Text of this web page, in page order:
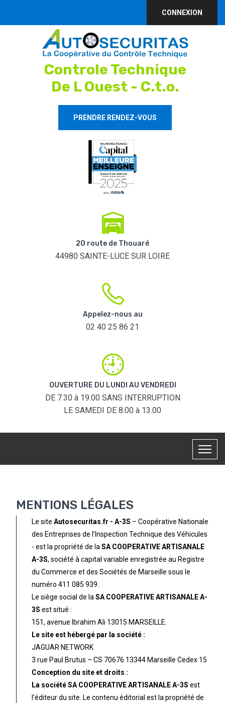
CONNEXION
Controle Technique
De L Ouest - C.t.o.
PRENDRE RENDEZ-VOUS
20 route de Thouaré
44980 SAINTE-LUCE SUR LOIRE
Appelez-nous au
02 40 25 86 21
OUVERTURE DU LUNDI AU VENDREDI
DE 7.30 à 19.00 SANS INTERRUPTION
LE SAMEDI DE 8.00 à 13.00
MENTIONS LÉGALES
Le siteAutosecuritas.fr - A-3S – Coopérative Nationale
des Entreprises de l’Inspection Technique des Véhicules
- est la propriété de laSA COOPERATIVE ARTISANALE
A-3S, société à capital variable enregistrée au Registre
du Commerce et des Sociétés de Marseille sous le
numéro 411 085 939.
Le siège social de laSA COOPERATIVE ARTISANALE A-
3S est situé :
151, avenue Ibrahim Ali 13015 MARSEILLE.
Le site est hébergé par la société :
JAGUAR NETWORK
3 rue Paul Brutus – CS 70676 13344 Marseille Cedex 15
Conception du site et droits :
La société SA COOPERATIVE ARTISANALE A-3S est
l’éditeur du site. Le contenu éditorial est la propriété de